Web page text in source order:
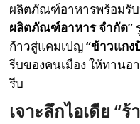
ผลิตภัณฑ์อาหารพร้อมรั
ผลิตภัณฑ์อาหาร จํากัด”
ก้าวสู่แคมเปญ“ข้าวแกง
รีบของคนเมือง ให้ทานอ
รีบ
เจาะลึกไอเดีย “